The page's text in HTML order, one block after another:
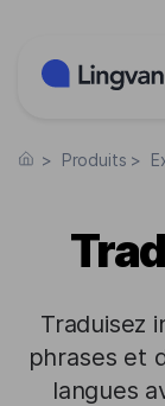
> Produits >
Traduisez
phrases et
langues